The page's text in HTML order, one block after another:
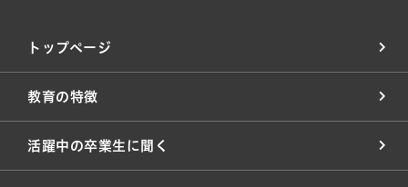
トップページ
教育の特徴
活躍中の卒業生に聞く